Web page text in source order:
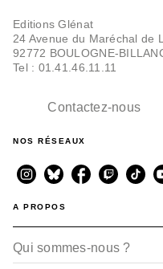
Editions Glénat
24 Avenue du Maréchal de
92772 BOULOGNE-
Tel : 01.41.46.11.11
Contactez-nous
NOS RÉSEAUX
A PROPOS
Qui sommes-nous ?